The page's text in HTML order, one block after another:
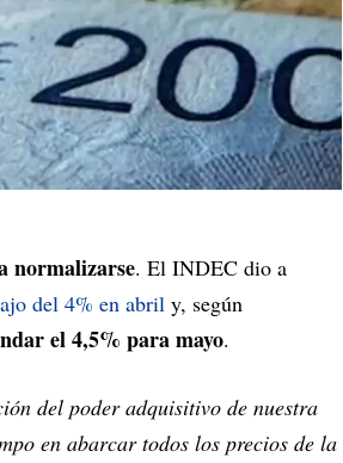
normalizarse. El INDEC dio a
del 4% en abril y, según
el 4,5% para mayo.
del poder adquisitivo de nuestra
en abarcar todos los precios de la